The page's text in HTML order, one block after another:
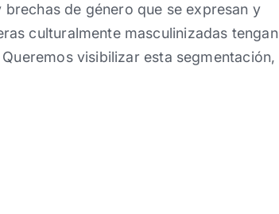
de género que se expresan y
culturalmente masculinizadas tengan
visibilizar esta segmentación,